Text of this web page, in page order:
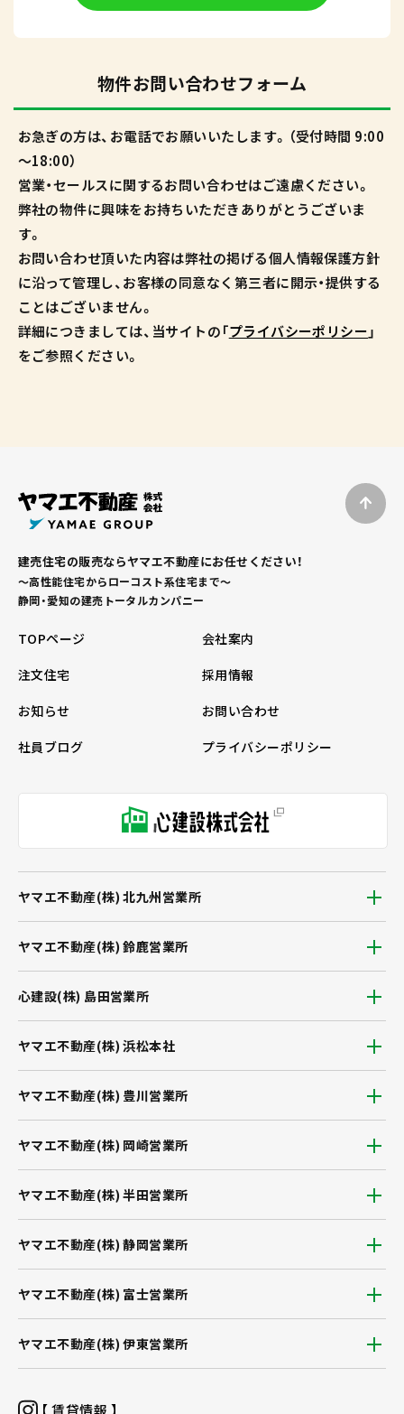
物件お問い合わせフォーム
お急ぎの方は、お電話でお願いいたします。（受付時間 9:00
～18:00）
営業・セールスに関するお問い合わせはご遠慮ください。
弊社の物件に興味をお持ちいただきありがとうございま
す。
お問い合わせ頂いた内容は弊社の掲げる個人情報保護方針
に沿って管理し、お客様の同意なく第三者に開示・提供する
ことはございません。
詳細につきましては、当サイトの「プライバシーポリシー」
をご参照ください。
建売住宅の販売ならヤマエ不動産にお任せください！
～高性能住宅からローコスト系住宅まで～
静岡・愛知の建売トータルカンパニー
TOPページ
会社案内
注文住宅
採用情報
お知らせ
お問い合わせ
社員ブログ
プライバシーポリシー
ヤマエ不動産(株) 浜松本社
ヤマエ不動産(株) 静岡営業所
ヤマエ不動産(株) 豊川営業所
ヤマエ不動産(株) 富士営業所
ヤマエ不動産(株) 岡崎営業所
ヤマエ不動産(株) 伊東営業所
ヤマエ不動産(株) 半田営業所
ヤマエ不動産(株) 北九州営業所
ヤマエ不動産(株) 鈴鹿営業所
心建設(株) 島田営業所
【 賃貸情報 】